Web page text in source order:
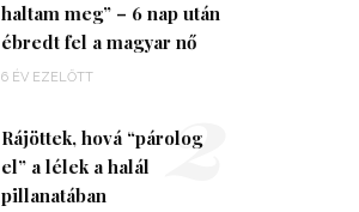
haltam meg” – 6 nap után
ébredt fel a magyar nő
6 ÉV EZELŐTT
Rájöttek, hová “párolog
el” a lélek a halál
pillanatában
2